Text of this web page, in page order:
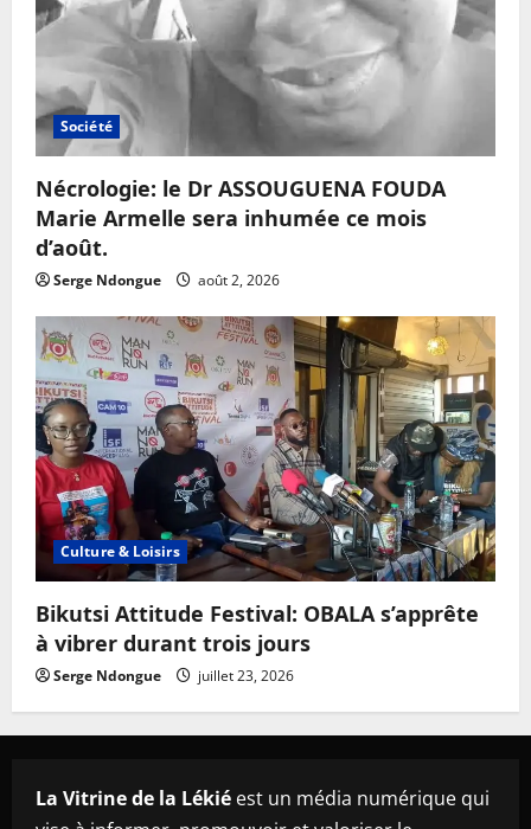
Société
Nécrologie: le Dr ASSOUGUENA FOUDA
Marie Armelle sera inhumée ce mois
d’août.
Serge Ndongue août 2, 2026
Culture & Loisirs
Bikutsi Attitude Festival: OBALA s’apprête
à vibrer durant trois jours
Serge Ndongue juillet 23, 2026
La Vitrine de la Lékié est un média numérique qui